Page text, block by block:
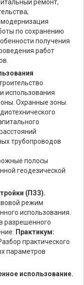
ремонт,
модернизация
по сохранению
получения
работ
использования
Охранные зоны.
трубопроводов
полосы
геодезической
(ПЗЗ).
режим
использования.
разрешенного
Практикум:
практического
параметров
использование.